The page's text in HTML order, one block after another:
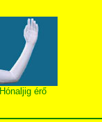
Hónaljig érő